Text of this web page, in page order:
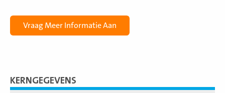
KERNGEGEVENS